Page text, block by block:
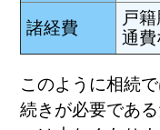
諸経費
戸
通
このように相続
続きが必要であ